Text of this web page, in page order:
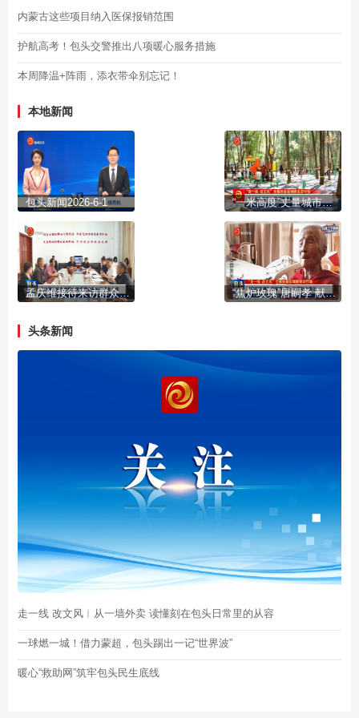
内蒙古这些项目纳入医保报销范围
护航高考！包头交警推出八项暖心服务措施
本周降温+阵雨，添衣带伞别忘记！
本地新闻
包头新闻2026-6-1 “一米高度”丈量城市温度
孟庆维接待来访群众并调研金融纠纷调处工作 “焦炉玫瑰”唐嗣孝 献一生芳华为焦化
头条新闻
走一线 改文风︱从一墙外卖 读懂刻在包头日常里的从容
一球燃一城！借力蒙超，包头踢出一记“世界波”
暖心“救助网”筑牢包头民生底线